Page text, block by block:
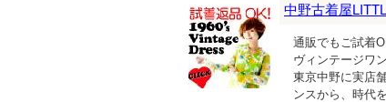
中野古着屋
通販でもご試着
ヴィンテージワ
東京中野に実店
ンスから、時代